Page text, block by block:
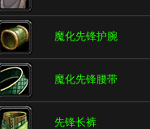
魔化先锋护腕
魔化先锋腰带
先锋长裤